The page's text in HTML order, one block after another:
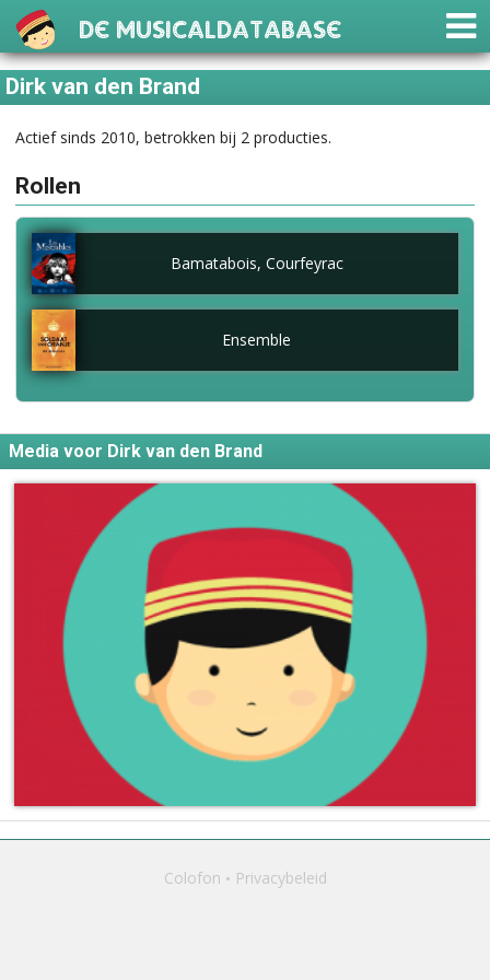
De Musicaldatabase
Dirk van den Brand
Actief sinds 2010, betrokken bij 2 producties.
Rollen
Bamatabois, Courfeyrac
Ensemble
Media voor Dirk van den Brand
Colofon Privacybeleid